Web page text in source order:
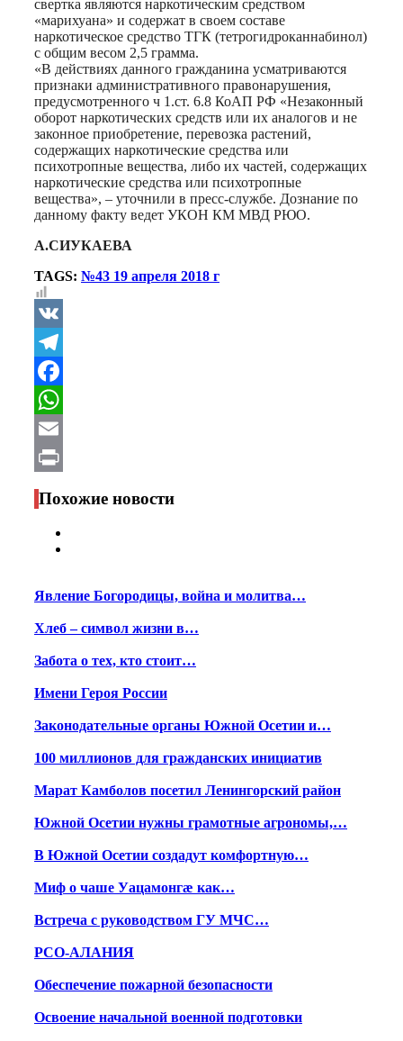
свертка являются наркотическим средством
«марихуана» и содержат в своем составе
наркотическое средство ТГК (тетрогидроканнабинол)
с общим весом 2,5 грамма.
«В действиях данного гражданина усматриваются
признаки административного правонарушения,
предусмотренного ч 1.ст. 6.8 КоАП РФ «Незаконный
оборот наркотических средств или их аналогов и не
законное приобретение, перевозка растений,
содержащих наркотические средства или
психотропные вещества, либо их частей, содержащих
наркотические средства или психотропные
вещества», – уточнили в пресс-службе. Дознание по
данному факту ведет УКОН КМ МВД РЮО.
А.СИУКАЕВА
TAGS: №43 19 апреля 2018 г
VK
Telegram
Facebook
WhatsApp
Email
Print
Похожие новости
Явление Богородицы, война и молитва…
Хлеб – символ жизни в…
Забота о тех, кто стоит…
Имени Героя России
Законодательные органы Южной Осетии и…
100 миллионов для гражданских инициатив
Марат Камболов посетил Ленингорский район
Южной Осетии нужны грамотные агрономы,…
В Южной Осетии создадут комфортную…
Миф о чаше Уацамонгæ как…
Встреча с руководством ГУ МЧС…
РСО-АЛАНИЯ
Обеспечение пожарной безопасности
Освоение начальной военной подготовки